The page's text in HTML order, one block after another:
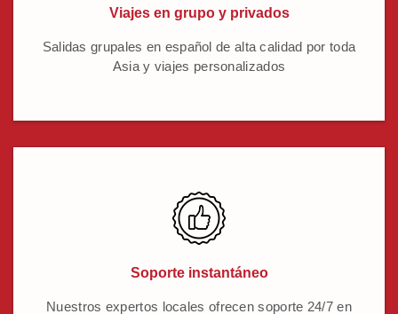
Viajes en grupo y privados
Salidas grupales en español de alta calidad por toda
Asia y viajes personalizados
Soporte instantáneo
Nuestros expertos locales ofrecen soporte 24/7 en